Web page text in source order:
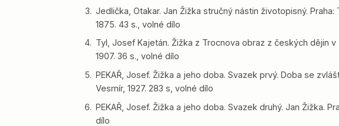
Jedlička, Otakar. Jan Žižka stručný nástin životopisný. Praha:
1875. 43 s., volné dílo
Tyl, Josef Kajetán. Žižka z Trocnova obraz z českých dějin v
1907. 36 s., volné dílo
PEKAŘ, Josef. Žižka a jeho doba. Svazek prvý. Doba se
Vesmír, 1927. 283 s, volné dílo
PEKAŘ, Josef. Žižka a jeho doba. Svazek druhý. Jan Žižka.
dílo